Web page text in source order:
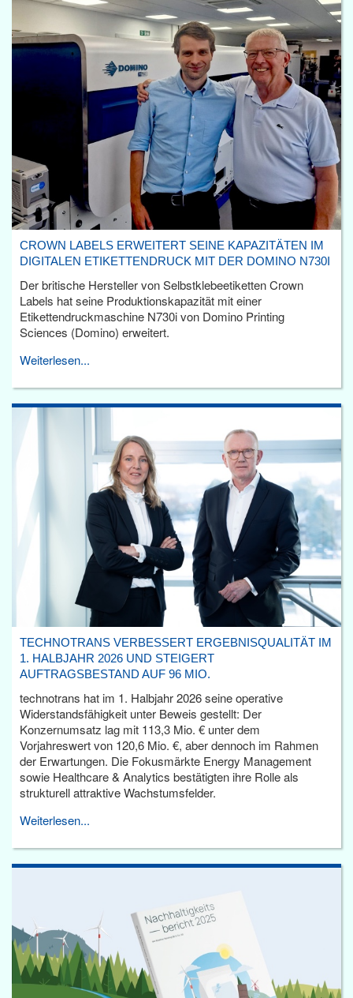
CROWN LABELS ERWEITERT SEINE KAPAZITÄTEN IM
DIGITALEN ETIKETTENDRUCK MIT DER DOMINO N730I
Der britische Hersteller von Selbstklebeetiketten Crown
Labels hat seine Produktionskapazität mit einer
Etikettendruckmaschine N730i von Domino Printing
Sciences (Domino) erweitert.
Weiterlesen...
TECHNOTRANS VERBESSERT ERGEBNISQUALITÄT IM
1. HALBJAHR 2026 UND STEIGERT
AUFTRAGSBESTAND AUF 96 MIO.
technotrans hat im 1. Halbjahr 2026 seine operative
Widerstandsfähigkeit unter Beweis gestellt: Der
Konzernumsatz lag mit 113,3 Mio. € unter dem
Vorjahreswert von 120,6 Mio. €, aber dennoch im Rahmen
der Erwartungen. Die Fokusmärkte Energy Management
sowie Healthcare & Analytics bestätigten ihre Rolle als
strukturell attraktive Wachstumsfelder.
Weiterlesen...